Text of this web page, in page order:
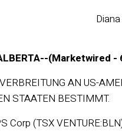
(Marketwired
AN US-
STAATEN BESTIMMT.
Corp (TSX